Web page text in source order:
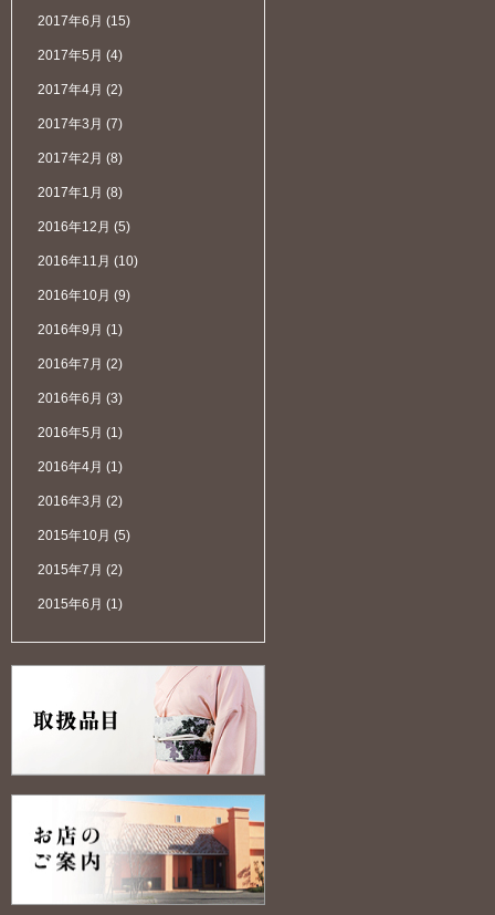
2017年6月 (15)
2017年5月 (4)
2017年4月 (2)
2017年3月 (7)
2017年2月 (8)
2017年1月 (8)
2016年12月 (5)
2016年11月 (10)
2016年10月 (9)
2016年9月 (1)
2016年7月 (2)
2016年6月 (3)
2016年5月 (1)
2016年4月 (1)
2016年3月 (2)
2015年10月 (5)
2015年7月 (2)
2015年6月 (1)